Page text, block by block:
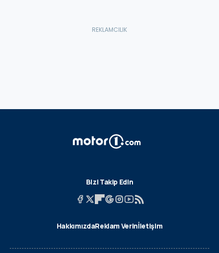
Bizi Takip Edin
HakkımızdaReklam Verinİletişim